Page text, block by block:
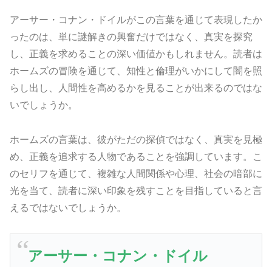
アーサー・コナン・ドイルがこの言葉を通じて表現したか
ったのは、単に謎解きの興奮だけではなく、真実を探究
し、正義を求めることの深い価値かもしれません。読者は
ホームズの冒険を通じて、知性と倫理がいかにして闇を照
らし出し、人間性を高めるかを見ることが出来るのではな
いでしょうか。
ホームズの言葉は、彼がただの探偵ではなく、真実を見極
め、正義を追求する人物であることを強調しています。こ
のセリフを通じて、複雑な人間関係や心理、社会の暗部に
光を当て、読者に深い印象を残すことを目指していると言
えるではないでしょうか。
アーサー・コナン・ドイル